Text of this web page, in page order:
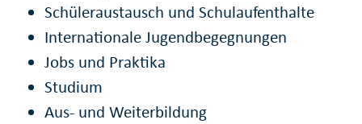
Schüleraustausch und Schulaufenthalte
Internationale Jugendbegegnungen
Jobs und Praktika
Studium
Aus- und Weiterbildung